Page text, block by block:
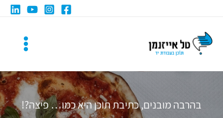
בהרבה מובנים, כתיבת תוכן היא כמו… פיצה?!